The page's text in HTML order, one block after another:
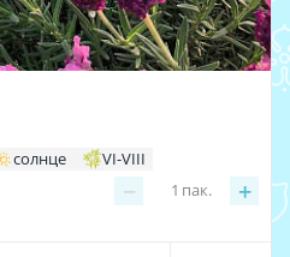
солнце VI-VIII
− +
1 пак.